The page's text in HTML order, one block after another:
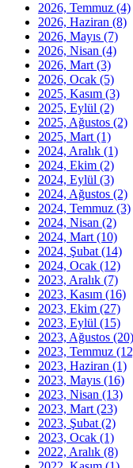
2026, Temmuz (4)
2026, Haziran (8)
2026, Mayıs (7)
2026, Nisan (4)
2026, Mart (3)
2026, Ocak (5)
2025, Kasım (3)
2025, Eylül (2)
2025, Ağustos (2)
2025, Mart (1)
2024, Aralık (1)
2024, Ekim (2)
2024, Eylül (3)
2024, Ağustos (2)
2024, Temmuz (3)
2024, Nisan (2)
2024, Mart (10)
2024, Şubat (14)
2024, Ocak (12)
2023, Aralık (7)
2023, Kasım (16)
2023, Ekim (27)
2023, Eylül (15)
2023, Ağustos (20)
2023, Temmuz
2023, Haziran (1)
2023, Mayıs (16)
2023, Nisan (13)
2023, Mart (23)
2023, Şubat (2)
2023, Ocak (1)
2022, Aralık (8)